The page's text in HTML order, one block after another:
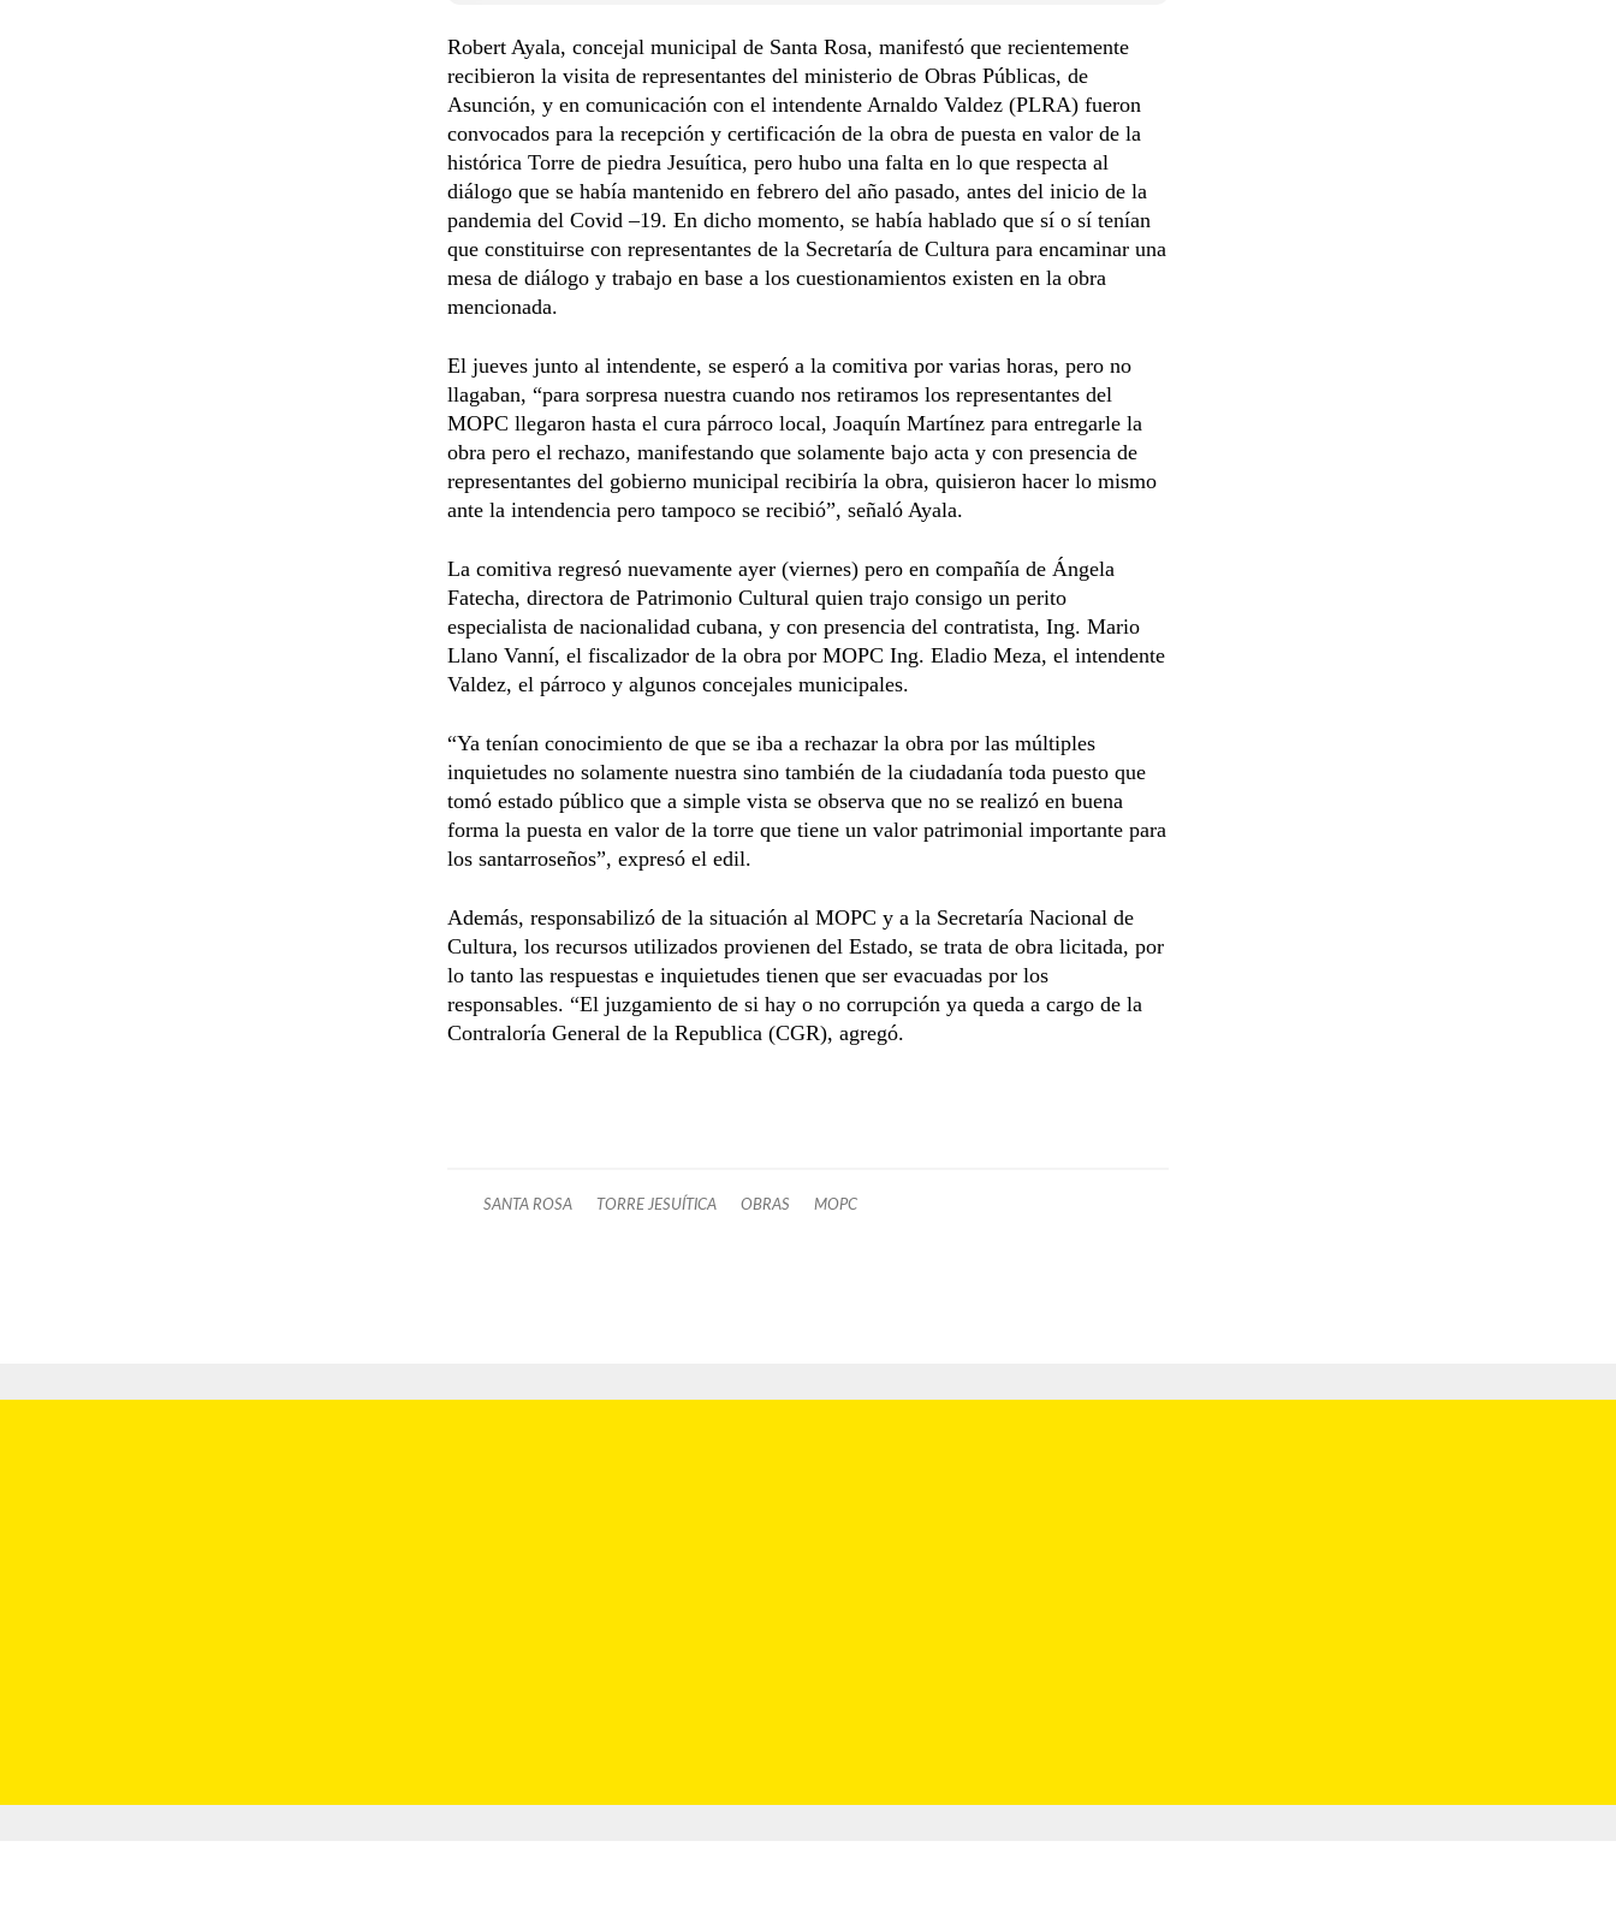
Robert Ayala, concejal municipal de Santa Rosa, manifestó que recientemente
recibieron la visita de representantes del ministerio de Obras Públicas, de
Asunción, y en comunicación con el intendente Arnaldo Valdez (PLRA) fueron
convocados para la recepción y certificación de la obra de puesta en valor de la
histórica Torre de piedra Jesuítica, pero hubo una falta en lo que respecta al
diálogo que se había mantenido en febrero del año pasado, antes del inicio de la
pandemia del Covid –19. En dicho momento, se había hablado que sí o sí tenían
que constituirse con representantes de la Secretaría de Cultura para encaminar una
mesa de diálogo y trabajo en base a los cuestionamientos existen en la obra
mencionada.
El jueves junto al intendente, se esperó a la comitiva por varias horas, pero no
llagaban, “para sorpresa nuestra cuando nos retiramos los representantes del
MOPC llegaron hasta el cura párroco local, Joaquín Martínez para entregarle la
obra pero el rechazo, manifestando que solamente bajo acta y con presencia de
representantes del gobierno municipal recibiría la obra, quisieron hacer lo mismo
ante la intendencia pero tampoco se recibió”, señaló Ayala.
La comitiva regresó nuevamente ayer (viernes) pero en compañía de Ángela
Fatecha, directora de Patrimonio Cultural quien trajo consigo un perito
especialista de nacionalidad cubana, y con presencia del contratista, Ing. Mario
Llano Vanní, el fiscalizador de la obra por MOPC Ing. Eladio Meza, el intendente
Valdez, el párroco y algunos concejales municipales.
“Ya tenían conocimiento de que se iba a rechazar la obra por las múltiples
inquietudes no solamente nuestra sino también de la ciudadanía toda puesto que
tomó estado público que a simple vista se observa que no se realizó en buena
forma la puesta en valor de la torre que tiene un valor patrimonial importante para
los santarroseños”, expresó el edil.
Además, responsabilizó de la situación al MOPC y a la Secretaría Nacional de
Cultura, los recursos utilizados provienen del Estado, se trata de obra licitada, por
lo tanto las respuestas e inquietudes tienen que ser evacuadas por los
responsables. “El juzgamiento de si hay o no corrupción ya queda a cargo de la
Contraloría General de la Republica (CGR), agregó.
SANTA ROSA TORRE JESUÍTICA OBRAS MOPC